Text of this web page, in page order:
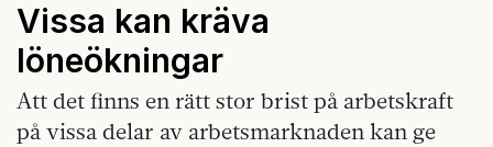
Vissa kan kräva
löneökningar
Att det finns en rätt stor brist på arbetskraft
på vissa delar av arbetsmarknaden kan ge